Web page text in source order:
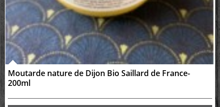
Moutarde nature de Dijon Bio Saillard de France-
200ml